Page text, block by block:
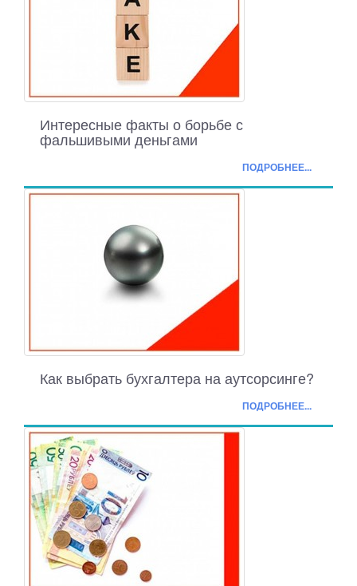
Интересные факты о борьбе с
фальшивыми деньгами
ПОДРОБНЕЕ...
Как выбрать бухгалтера на аутсорсинге?
ПОДРОБНЕЕ...